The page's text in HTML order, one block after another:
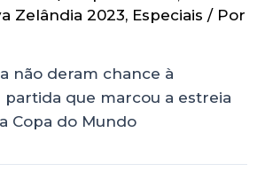
Zelândia 2023, Especiais / Por
não deram chance à
partida que marcou a estreia
Copa do Mundo